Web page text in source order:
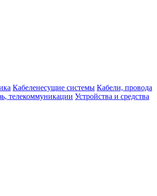
Кабеленесущие системы Кабели, провода
телекоммуникации Устройства и средства